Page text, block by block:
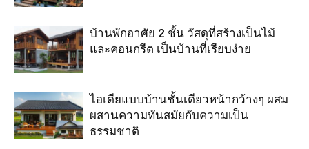
บ้านพักอาศัย 2 ชั้น วัสดุที่สร้างเป็นไม้
และคอนกรีต เป็นบ้านที่เรียบง่าย
ไอเดียแบบบ้านชั้นเดียวหน้ากว้างๆ ผสม
ผสานความทันสมัยกับความเป็น
ธรรมชาติ